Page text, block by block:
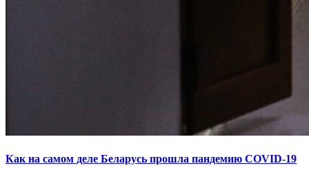
Как на самом деле Беларусь прошла пандемию COVID-19